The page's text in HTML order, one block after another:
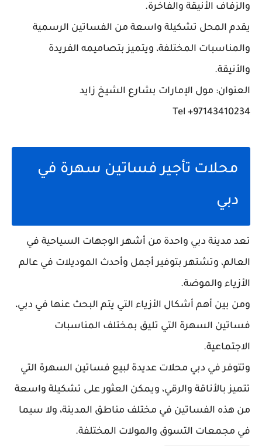
والزفاف الأنيقة والفاخرة.
يقدم المحل تشكيلة واسعة من الفساتين الرسمية
والمناسبات المختلفة، ويتميز بتصاميمه الفريدة
والأنيقة.
العنوان: مول الإمارات بشارع الشيخ زايد
97143410234+ Tel
محلات تأجير فساتين سهرة في
دبي
تعد مدينة دبي واحدة من أشهر الوجهات السياحية في
العالم، وتشتهر بتوفير أجمل وأحدث الموديلات في عالم
الأزياء والموضة.
ومن بين أهم أشكال الأزياء التي يتم البحث عنها في دبي،
فساتين السهرة التي تليق بمختلف المناسبات
الاجتماعية.
وتتوفر في دبي محلات عديدة لبيع فساتين السهرة التي
تتميز بالأناقة والرقي، ويمكن العثور على تشكيلة واسعة
من هذه الفساتين في مختلف مناطق المدينة، ولا سيما
في مجمعات التسوق والمولات المختلفة.